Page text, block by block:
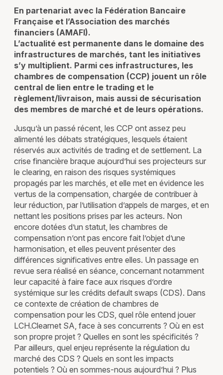
En partenariat avec la Fédération Bancaire
Française et l’Association des marchés
financiers (AMAFI).
L’actualité est permanente dans le domaine des
infrastructures de marchés, tant les initiatives
s’y multiplient. Parmi ces infrastructures, les
chambres de compensation (CCP) jouent un rôle
central de lien entre le trading et le
règlement/livraison, mais aussi de sécurisation
des membres de marché et de leurs opérations.
Jusqu’à un passé récent, les CCP ont assez peu
alimenté les débats stratégiques, lesquels étaient
réservés aux activités de trading et de settlement. La
crise financière braque aujourd’hui ses projecteurs sur
le clearing, en raison des risques systémiques
propagés par les marchés, et elle met en évidence les
vertus de la compensation, chargée de contribuer à
leur réduction, par l’utilisation d’appels de marges, et en
nettant les positions prises par les acteurs. Non
encore dotées d’un statut, les chambres de
compensation n’ont pas encore fait l’objet d’une
harmonisation, et elles peuvent présenter des
différences significatives entre elles. Un passage en
revue sera réalisé en séance, concernant notamment
leur capacité à faire face aux risques d’ordre
systémique sur les crédits default swaps (CDS). Dans
ce contexte de création de chambres de
compensation pour les CDS, quel rôle entend jouer
LCH.Clearnet SA, face à ses concurrents ? Où en est
son propre projet ? Quelles en sont les spécificités ?
Par ailleurs, quel enjeu représente la régulation du
marché des CDS ? Quels en sont les impacts
potentiels ? Où en sommes-nous aujourd’hui ? Plus